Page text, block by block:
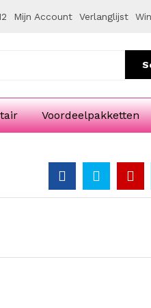
Mijn Account Verlanglijst
Voordeelpakketten
€3.40